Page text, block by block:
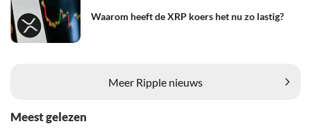
Waarom heeft de XRP koers het nu zo lastig?
Meer Ripple nieuws
Meest gelezen